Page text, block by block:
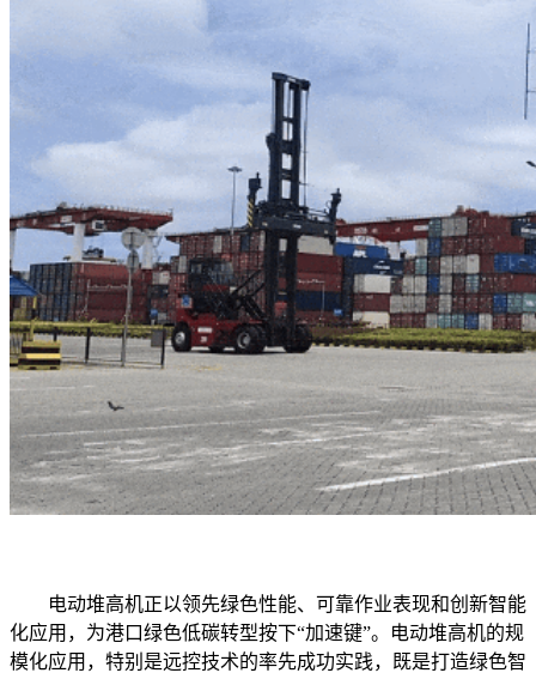
电动堆高机正以领先绿色性能、可靠作业表现和创新智能
化应用，为港口绿色低碳转型按下“加速键”。电动堆高机的规
模化应用，特别是远控技术的率先成功实践，既是打造绿色智